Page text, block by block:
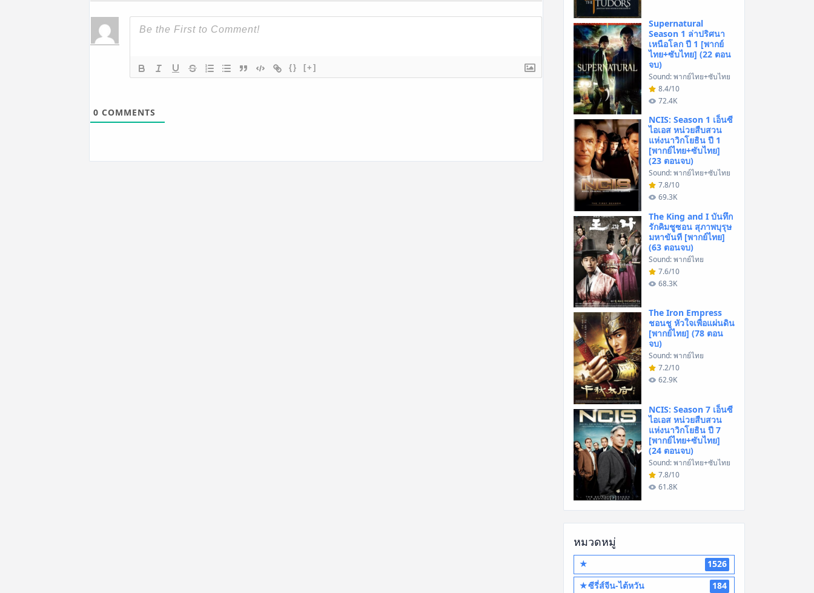
{} [+]
0 COMMENTS
Supernatural
Season 1 ล่าปริศนา
เหนือโลก ปี 1 [พากย์
ไทย+ซับไทย] (22 ตอน
จบ)
Sound: พากย์ไทย+ซับไทย
8.4/10
72.4K
NCIS: Season 1 เอ็นซี
ไอเอส หน่วยสืบสวน
แห่งนาวิกโยธิน ปี 1
[พากย์ไทย+ซับไทย]
(23 ตอนจบ)
Sound: พากย์ไทย+ซับไทย
7.8/10
69.3K
The King and I บันทึก
รักคิมชูซอน สุภาพบุรุษ
มหาขันที [พากย์ไทย]
(63 ตอนจบ)
Sound: พากย์ไทย
7.6/10
68.3K
The Iron Empress
ชอนชู หัวใจเพื่อแผ่นดิน
[พากย์ไทย] (78 ตอน
จบ)
Sound: พากย์ไทย
7.2/10
62.9K
NCIS: Season 7 เอ็นซี
ไอเอส หน่วยสืบสวน
แห่งนาวิกโยธิน ปี 7
[พากย์ไทย+ซับไทย]
(24 ตอนจบ)
Sound: พากย์ไทย+ซับไทย
7.8/10
61.8K
หมวดหมู่
★
1526
★ซีรี่ส์จีน-ไต้หวัน
184